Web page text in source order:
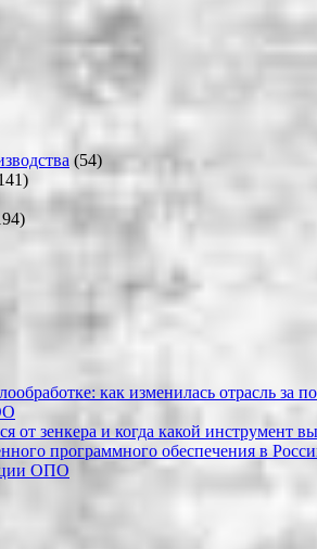
(54)
как изменилась отрасль за
от зенкера и когда какой инструмент
программного обеспечения в
ОПО